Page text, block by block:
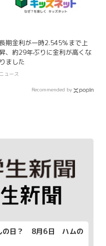
長期金利が一時2.545％まで上
昇、約29年ぶりに金利が高くな
りました
ニュース
Recommended by
の日？ 8月6日 ハムの